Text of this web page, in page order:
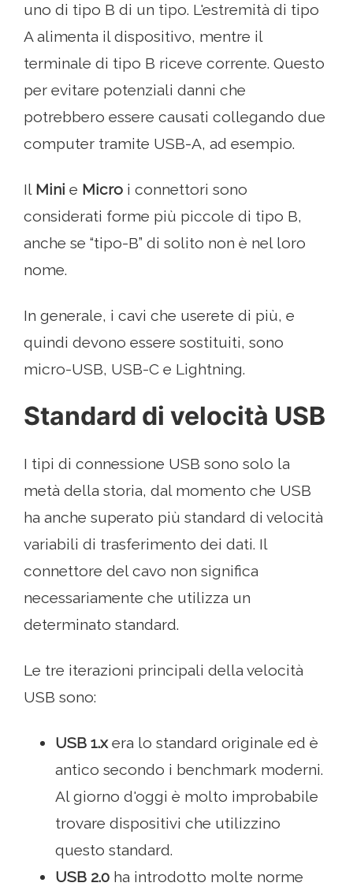
uno di tipo B di un tipo. L'estremità di tipo
A alimenta il dispositivo, mentre il
terminale di tipo B riceve corrente. Questo
per evitare potenziali danni che
potrebbero essere causati collegando due
computer tramite USB-A, ad esempio.
Il Mini e Micro i connettori sono
considerati forme più piccole di tipo B,
anche se “tipo-B” di solito non è nel loro
nome.
In generale, i cavi che userete di più, e
quindi devono essere sostituiti, sono
micro-USB, USB-C e Lightning.
Standard di velocità USB
I tipi di connessione USB sono solo la
metà della storia, dal momento che USB
ha anche superato più standard di velocità
variabili di trasferimento dei dati. Il
connettore del cavo non significa
necessariamente che utilizza un
determinato standard.
Le tre iterazioni principali della velocità
USB sono:
USB 1.xera lo standard originale ed è
antico secondo i benchmark moderni.
Al giorno d'oggi è molto improbabile
trovare dispositivi che utilizzino
questo standard.
USB 2.0 ha introdotto molte norme